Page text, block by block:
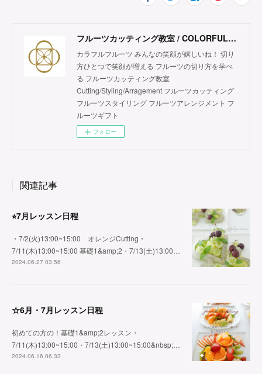
フルーツカッティング教室 / COLORFUL FRUITS
カラフルフルーツ みんなの笑顔が嬉しいね！ 切り
方ひとつで笑顔が増える フルーツの切り方を学べ
る フルーツカッティング教室
Cutting/Styling/Arragement フルーツカッティング
フルーツスタイリング フルーツアレンジメント フ
ルーツギフト
フォロー
関連記事
⭐︎7月レッスン日程
・7/2(火)13:00~15:00 オレンジCutting・
7/11(木)13:00~15:00 基礎1&amp;2・7/13(土)13:00…
2024.06.27 03:56
☆6月・7月レッスン日程
初めての方の！基礎1&amp;2レッスン・
7/11(木)13:00~15:00・7/13(土)13:00~15:00&nbsp;…
2024.06.16 06:33